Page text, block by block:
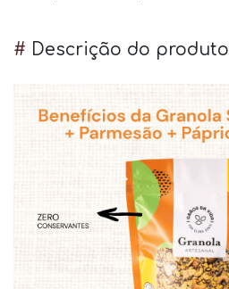
# Descrição do produto